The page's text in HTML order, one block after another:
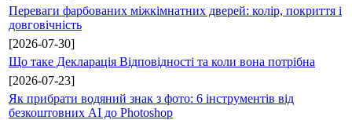
Переваги фарбованих міжкімнатних дверей: колір, покриття і
довговічність
[2026-07-30]
Що таке Декларація Відповідності та коли вона потрібна
[2026-07-23]
Як прибрати водяний знак з фото: 6 інструментів від
безкоштовних AI до Photoshop